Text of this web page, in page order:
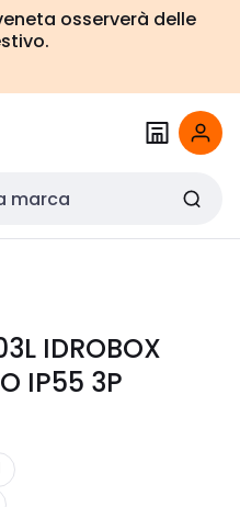
osserverà delle
IDROBOX
IP55 3P